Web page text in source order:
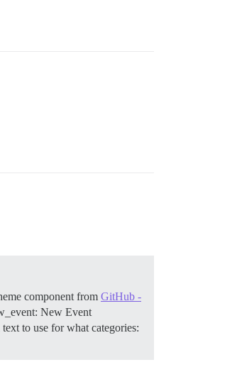
component from GitHub -
New Event
to use for what categories: